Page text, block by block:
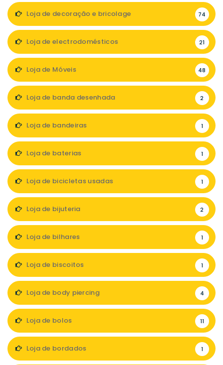
Loja de decoração e bricolage 74
Loja de electrodomésticos 21
Loja de Móveis 48
Loja de banda desenhada 2
Loja de bandeiras 1
Loja de baterias 1
Loja de bicicletas usadas 1
Loja de bijuteria 2
Loja de bilhares 1
Loja de biscoitos 1
Loja de body piercing 4
Loja de bolos 11
Loja de bordados 1